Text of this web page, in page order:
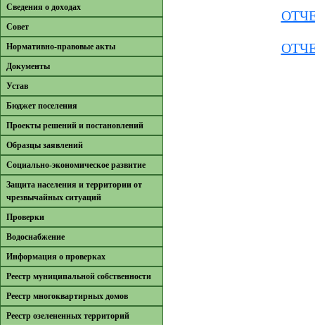
Сведения о доходах
Совет
Нормативно-правовые акты
Документы
Устав
Бюджет поселения
Проекты решений и постановлений
Образцы заявлений
Cоциально-экономическое развитие
Защита населения и территории от
чрезвычайных ситуаций
Проверки
Водоснабжение
Информация о проверках
Реестр муниципальной собственности
Реестр многоквартирных домов
Реестр озелененных территорий